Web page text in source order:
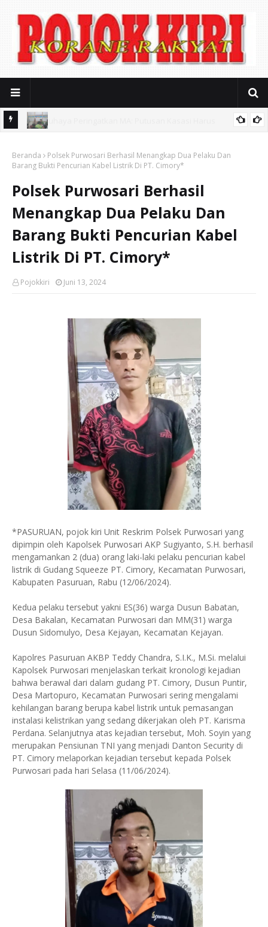
Keresahan Warga
Beranda
Polsek Purwosari Berhasil Menangkap Dua Pelaku Dan
Barang Bukti Pencurian Kabel Listrik Di PT. Cimory*
Polsek Purwosari Berhasil
Menangkap Dua Pelaku Dan
Barang Bukti Pencurian Kabel
Listrik Di PT. Cimory*
Pojokkiri Juni 13, 2024
*PASURUAN, pojok kiri Unit Reskrim Polsek Purwosari yang
dipimpin oleh Kapolsek Purwosari AKP Sugiyanto, S.H. berhasil
mengamankan 2 (dua) orang laki-laki pelaku pencurian kabel
listrik di Gudang Squeeze PT. Cimory, Kecamatan Purwosari,
Kabupaten Pasuruan, Rabu (12/06/2024).
Kedua pelaku tersebut yakni ES(36) warga Dusun Babatan,
Desa Bakalan, Kecamatan Purwosari dan MM(31) warga
Dusun Sidomulyo, Desa Kejayan, Kecamatan Kejayan.
Kapolres Pasuruan AKBP Teddy Chandra, S.I.K., M.Si. melalui
Kapolsek Purwosari menjelaskan terkait kronologi kejadian
bahwa berawal dari dalam gudang PT. Cimory, Dusun Puntir,
Desa Martopuro, Kecamatan Purwosari sering mengalami
kehilangan barang berupa kabel listrik untuk pemasangan
instalasi kelistrikan yang sedang dikerjakan oleh PT. Karisma
Perdana. Selanjutnya atas kejadian tersebut, Moh. Soyin yang
merupakan Pensiunan TNI yang menjadi Danton Security di
PT. Cimory melaporkan kejadian tersebut kepada Polsek
Purwosari pada hari Selasa (11/06/2024).